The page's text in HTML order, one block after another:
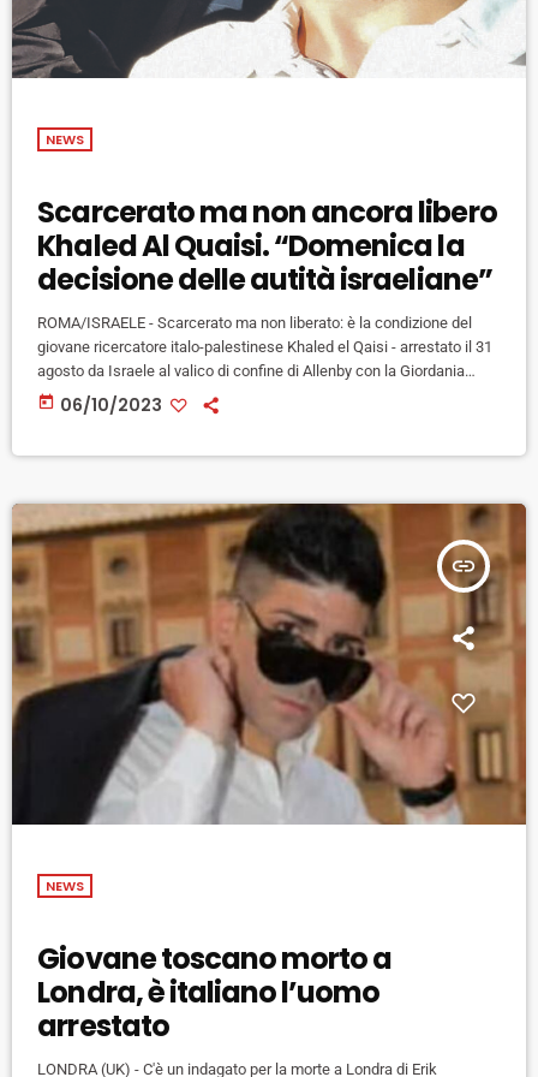
NEWS
Scarcerato ma non ancora libero
Khaled Al Quaisi. “Domenica la
decisione delle autità israeliane”
ROMA/ISRAELE - Scarcerato ma non liberato: è la condizione del
giovane ricercatore italo-palestinese Khaled el Qaisi - arrestato il 31
agosto da Israele al valico di confine di Allenby con la Giordania
senza che finora gli siano state formalizzate accuse - dopo la
decisione del tribunale di Rishon LeTzion che il 1° ottobre scorso ha
today 06/10/2023
insert_link
NEWS
Giovane toscano morto a
Londra, è italiano l’uomo
arrestato
LONDRA (UK) - C'è un indagato per la morte a Londra di Erik